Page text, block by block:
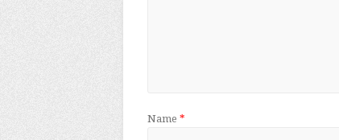
Name *